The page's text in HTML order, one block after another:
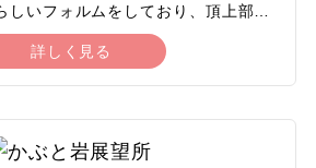
しいフォルムをしており、頂上部分
るのが特徴です。国の名勝および天
ています。米塚は国内では最も均整
のひとつで、斜面は柔らかな草原に
のススキが輝き、冬には雪をかぶっ
詳しく見る